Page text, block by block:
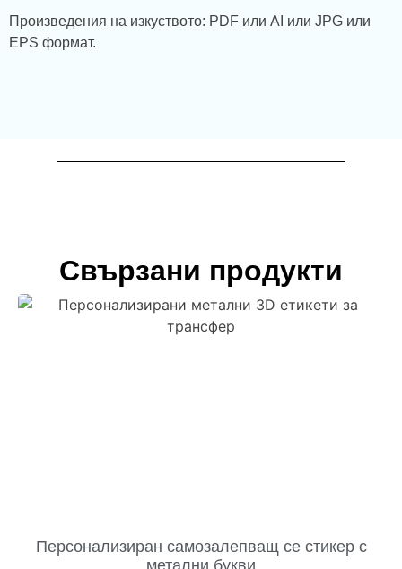
Произведения на изкуството: PDF или AI или JPG или
EPS формат.
Свързани продукти
Персонализиран самозалепващ се стикер с
метални букви